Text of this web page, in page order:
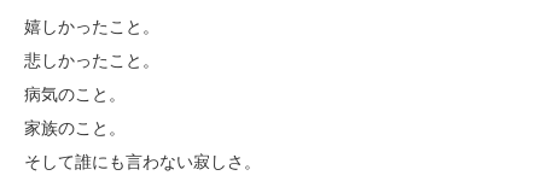
嬉しかったこと。
悲しかったこと。
病気のこと。
家族のこと。
そして誰にも言わない寂しさ。